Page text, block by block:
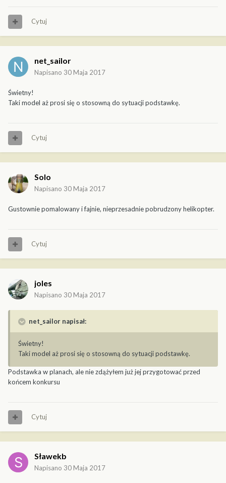
Cytuj
net_sailor
Napisano 30 Maja 2017
Świetny!
Taki model aż prosi się o stosowną do sytuacji podstawkę.
Cytuj
Solo
Napisano 30 Maja 2017
Gustownie pomalowany i fajnie, nieprzesadnie pobrudzony helikopter.
Cytuj
joles
Napisano 30 Maja 2017
net_sailor napisał:
Świetny!
Taki model aż prosi się o stosowną do sytuacji podstawkę.
Podstawka w planach, ale nie zdążyłem już jej przygotować przed
końcem konkursu
Cytuj
Sławekb
Napisano 30 Maja 2017